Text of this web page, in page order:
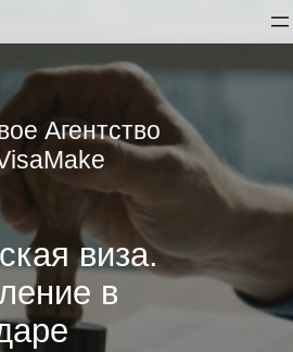
Агентство
виза.
в